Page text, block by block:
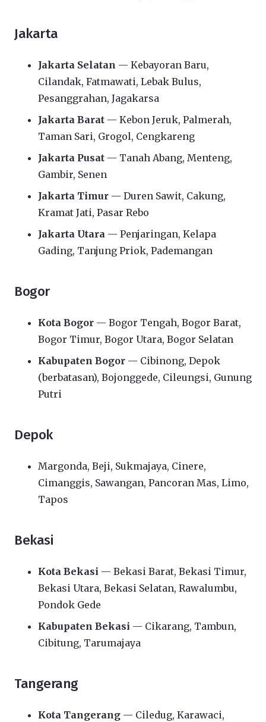
Jakarta
Jakarta Selatan — Kebayoran Baru,
Cilandak, Fatmawati, Lebak Bulus,
Pesanggrahan, Jagakarsa
Jakarta Barat — Kebon Jeruk, Palmerah,
Taman Sari, Grogol, Cengkareng
Jakarta Pusat — Tanah Abang, Menteng,
Gambir, Senen
Jakarta Timur — Duren Sawit, Cakung,
Kramat Jati, Pasar Rebo
Jakarta Utara — Penjaringan, Kelapa
Gading, Tanjung Priok, Pademangan
Bogor
Kota Bogor — Bogor Tengah, Bogor Barat,
Bogor Timur, Bogor Utara, Bogor Selatan
Kabupaten Bogor — Cibinong, Depok
(berbatasan), Bojonggede, Cileungsi, Gunung
Putri
Depok
Margonda, Beji, Sukmajaya, Cinere,
Cimanggis, Sawangan, Pancoran Mas, Limo,
Tapos
Bekasi
Kota Bekasi — Bekasi Barat, Bekasi Timur,
Bekasi Utara, Bekasi Selatan, Rawalumbu,
Pondok Gede
Kabupaten Bekasi — Cikarang, Tambun,
Cibitung, Tarumajaya
Tangerang
Kota Tangerang — Ciledug, Karawaci,